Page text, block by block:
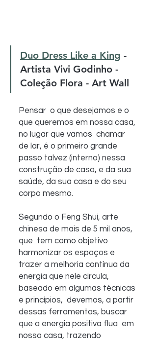
Duo Dress Like a King -
Artista Vivi Godinho -
Coleção Flora - Art Wall
Pensar  o que desejamos e o
que queremos em nossa casa,
no lugar que vamos  chamar
de lar, é o primeiro grande
passo talvez (interno) nessa
construção de casa, e da sua
saúde, da sua casa e do seu
corpo mesmo.
Segundo o Feng Shui, arte
chinesa de mais de 5 mil anos,
que  tem como objetivo
harmonizar os espaços e
trazer a melhoria contínua da
energia que nele circula,
baseado em algumas técnicas
e princípios,  devemos, a partir
dessas ferramentas, buscar
que a energia positiva flua  em
nossa casa, trazendo